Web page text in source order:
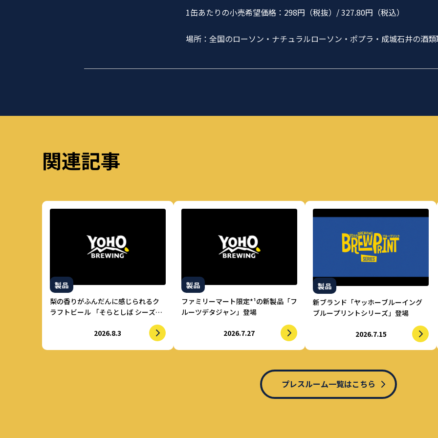
1缶あたりの小売希望価格：298円（税抜）/ 327.80円（税込）
場所：全国のローソン・ナチュラルローソン・ポプラ・成城石井の酒
関連記事
製品
梨の香りがふんだんに感じられるク
ラフトビール 「そらとしば シーズナ
ル#22 心地酔い梨エール」2026年8月
上旬より数量限定で提供開始
2026.8.3
製品
ファミリーマート限定*¹の新製品「フ
ルーツデタジャン」登場
2026.7.27
製品
新ブランド「ヤッホーブルーイング
ブループリントシリーズ」登場
2026.7.15
プレスルーム一覧はこちら